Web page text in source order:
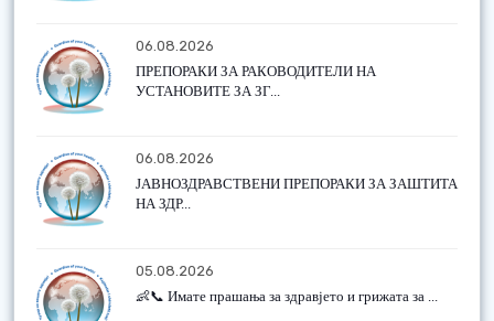
06.08.2026
ПРЕПОРАКИ ЗА РАКОВОДИТЕЛИ НА
УСТАНОВИТЕ ЗА ЗГ...
06.08.2026
ЈАВНОЗДРАВСТВЕНИ ПРЕПОРАКИ ЗА ЗАШТИТА
НА ЗДР...
05.08.2026
👶📞 Имате прашања за здравјето и грижата за ...